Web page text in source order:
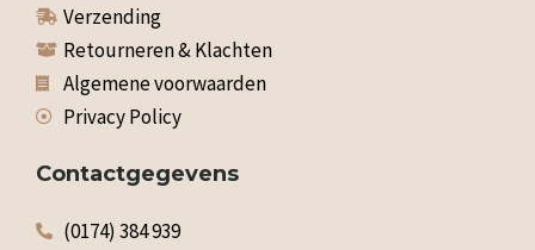
Verzending
Retourneren & Klachten
Algemene voorwaarden
Privacy Policy
Contactgegevens
(0174) 384 939